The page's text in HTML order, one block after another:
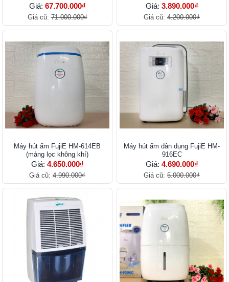
Giá: 67.700.000₫
Giá cũ:71.000.000₫
Giá: 3.890.000₫
Giá cũ: 4.200.000₫
Máy hút ẩm FujiE HM-614EB
(màng lọc không khí)
Giá: 4.650.000₫
Giá cũ: 4.990.000₫
Máy hút ẩm dân dụng FujiE HM-
916EC
Giá: 4.690.000₫
Giá cũ: 5.000.000₫